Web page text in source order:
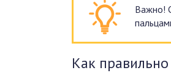
Важно!
Как